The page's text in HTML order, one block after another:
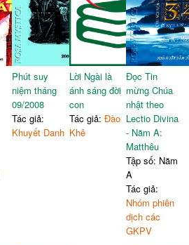
Phút suy
niệm tháng
09/2008
Tác giả:
Khuyết Danh
Lời Ngài là
ánh sáng đời
con
Tác giả: Đào
Khê
Đọc Tin
mừng Chúa
nhật theo
Lectio Divina
- Năm A:
Matthêu
Tập số: Năm
A
Tác giả:
Nhóm phiên
dịch các
GKPV